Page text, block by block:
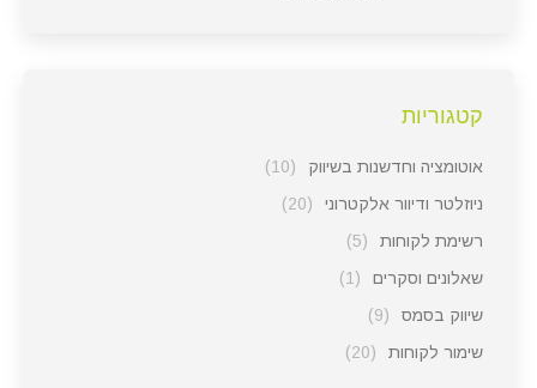
קטגוריות
אוטומציה וחדשנות בשיווק
(10)
ניוזלטר ודיוור אלקטרוני
(20)
רשימת לקוחות
(5)
שאלונים וסקרים
(1)
שיווק בסמס
(9)
שימור לקוחות
(20)